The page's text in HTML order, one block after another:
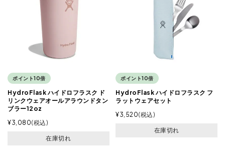
ポイント10倍
HydroFlask ハイドロフラスク ド
リンクウェアオールアラウンドタン
ブラー12oz
¥3,080 税込
在庫切れ
ポイント10倍
HydroFlask ハイドロフラスク フ
ラットウェアセット
¥3,520 税込
在庫切れ